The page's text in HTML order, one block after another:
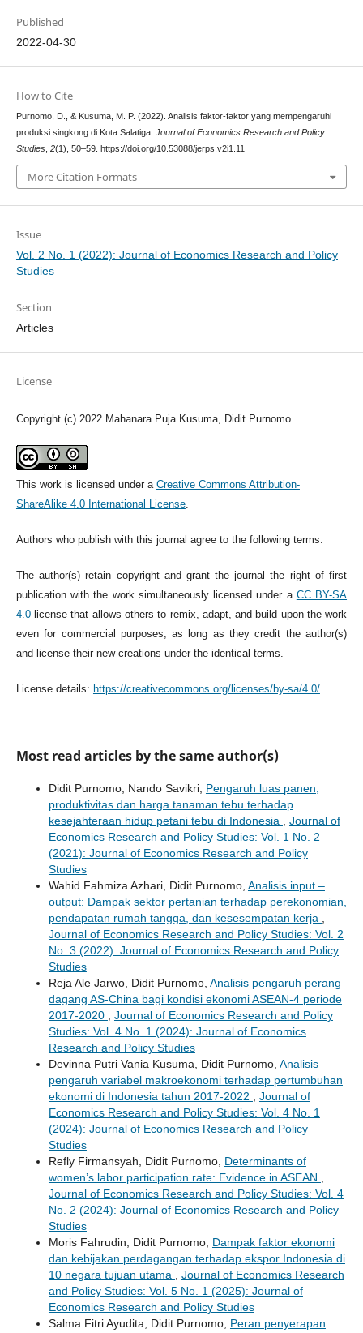
Published
2022-04-30
How to Cite
Purnomo, D., & Kusuma, M. P. (2022). Analisis faktor-faktor yang mempengaruhi
produksi singkong di Kota Salatiga. Journal of Economics Research and Policy
Studies, 2(1), 50–59. https://doi.org/10.53088/jerps.v2i1.11
More Citation Formats
Issue
Vol. 2 No. 1 (2022): Journal of Economics Research and Policy
Studies
Section
Articles
License
Copyright (c) 2022 Mahanara Puja Kusuma, Didit Purnomo
This work is licensed under a Creative Commons Attribution-
ShareAlike 4.0 International License.
Authors who publish with this journal agree to the following terms:
The author(s) retain copyright and grant the journal the right of first
publication with the work simultaneously licensed under a CC BY-SA
4.0license that allows others to remix, adapt, and build upon the work
even for commercial purposes, as long as they credit the author(s)
and license their new creations under the identical terms.
License details: https://creativecommons.org/licenses/by-sa/4.0/
Most read articles by the same author(s)
Didit Purnomo, Nando Savikri, Pengaruh luas panen,
produktivitas dan harga tanaman tebu terhadap
kesejahteraan hidup petani tebu di Indonesia , Journal of
Economics Research and Policy Studies: Vol. 1 No. 2
(2021): Journal of Economics Research and Policy
Studies
Wahid Fahmiza Azhari, Didit Purnomo, Analisis input –
output: Dampak sektor pertanian terhadap perekonomian,
pendapatan rumah tangga, dan kesesempatan kerja ,
Journal of Economics Research and Policy Studies: Vol. 2
No. 3 (2022): Journal of Economics Research and Policy
Studies
Reja Ale Jarwo, Didit Purnomo, Analisis pengaruh perang
dagang AS-China bagi kondisi ekonomi ASEAN-4 periode
2017-2020 , Journal of Economics Research and Policy
Studies: Vol. 4 No. 1 (2024): Journal of Economics
Research and Policy Studies
Devinna Putri Vania Kusuma, Didit Purnomo, Analisis
pengaruh variabel makroekonomi terhadap pertumbuhan
ekonomi di Indonesia tahun 2017-2022 , Journal of
Economics Research and Policy Studies: Vol. 4 No. 1
(2024): Journal of Economics Research and Policy
Studies
Refly Firmansyah, Didit Purnomo, Determinants of
women’s labor participation rate: Evidence in ASEAN ,
Journal of Economics Research and Policy Studies: Vol. 4
No. 2 (2024): Journal of Economics Research and Policy
Studies
Moris Fahrudin, Didit Purnomo, Dampak faktor ekonomi
dan kebijakan perdagangan terhadap ekspor Indonesia di
10 negara tujuan utama , Journal of Economics Research
and Policy Studies: Vol. 5 No. 1 (2025): Journal of
Economics Research and Policy Studies
Salma Fitri Ayudita, Didit Purnomo, Peran penyerapan